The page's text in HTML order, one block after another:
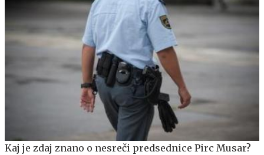
Kaj je zdaj znano o nesreči predsednice Pirc Musar?